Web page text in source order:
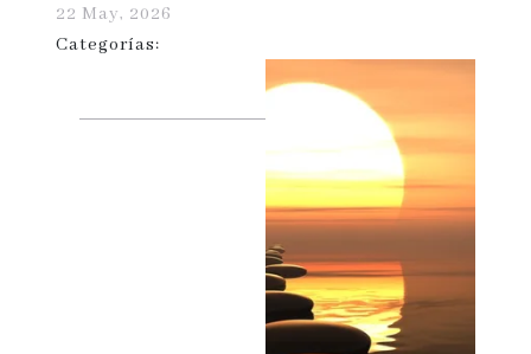
22 May, 2026
Categorías: